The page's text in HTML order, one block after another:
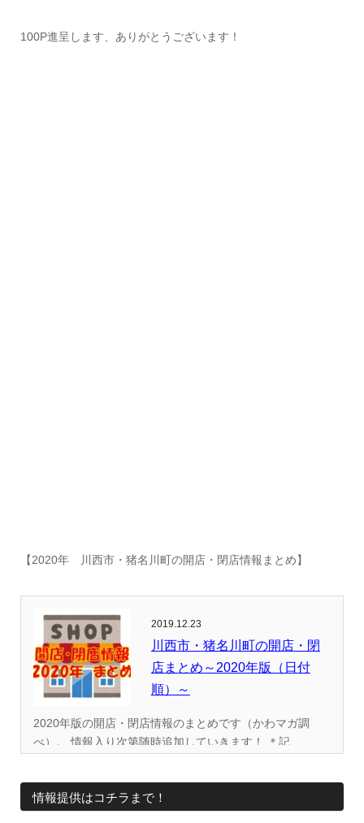
100P進呈します、ありがとうございます！
【2020年 川西市・猪名川町の開店・閉店情報まとめ】
2019.12.23
川西市・猪名川町の開店・閉
店まとめ～2020年版（日付
順）～
2020年版の開店・閉店情報のまとめです（かわマガ調
べ）。 情報入り次第随時追加していきます！ ＊記...
情報提供はコチラまで！